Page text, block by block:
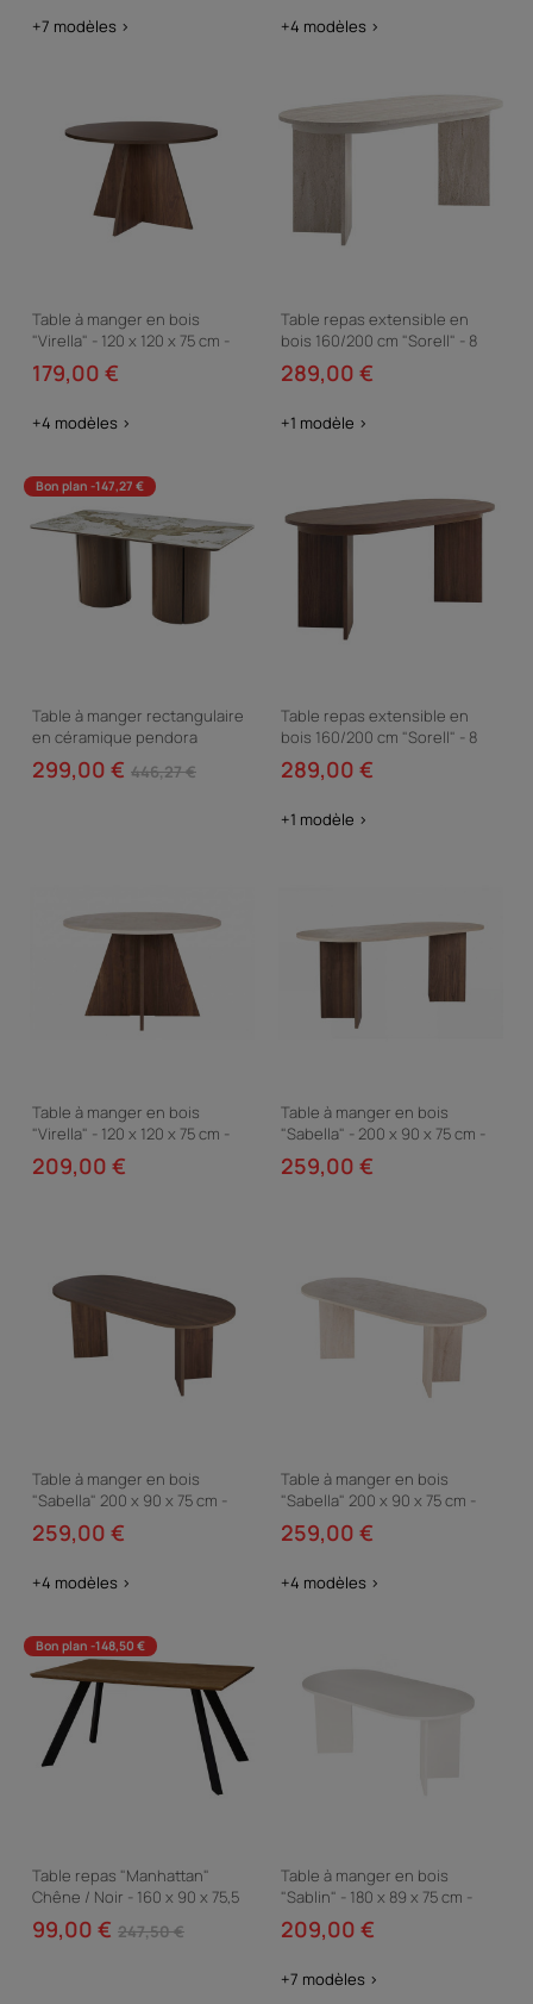
+7 modèles > +4 modèles >
Table à manger en bois
"Virella" - 120 x 120 x 75 cm -
Noyer
179,00 €
+4 modèles >
Table repas extensible en
bois 160/200 cm "Sorell" - 8
places - Travertin
289,00 €
+1 modèle >
Bon plan -147,27 €
Table à manger rectangulaire
en céramique pendora
"Milano" - 6 places - Marron
299,00 € 446,27 €
Table repas extensible en
bois 160/200 cm "Sorell" - 8
places - Marron
289,00 €
+1 modèle >
Table à manger en bois
"Virella" - 120 x 120 x 75 cm -
Travertin
209,00 €
Table à manger en bois
"Sabella" - 200 x 90 x 75 cm -
Travertin
259,00 €
Table à manger en bois
"Sabella" 200 x 90 x 75 cm -
Noyer
259,00 €
+4 modèles >
Table à manger en bois
"Sabella" 200 x 90 x 75 cm -
Travertin
259,00 €
+4 modèles >
Bon plan -148,50 €
Table repas "Manhattan"
Chêne / Noir - 160 x 90 x 75,5
cm
99,00 € 247,50 €
Table à manger en bois
"Sablin" - 180 x 89 x 75 cm -
Bois Blanc
209,00 €
+7 modèles >